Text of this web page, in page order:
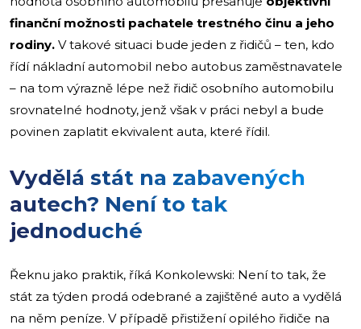
finanční možnosti pachatele trestného činu a jeho
rodiny. V takové situaci bude jeden z řidičů – ten, kdo
řídí nákladní automobil nebo autobus zaměstnavatele
– na tom výrazně lépe než řidič osobního automobilu
srovnatelné hodnoty, jenž však v práci nebyl a bude
povinen zaplatit ekvivalent auta, které řídil.
Vydělá stát na zabavených
autech? Není to tak
jednoduché
Řeknu jako praktik, říká Konkolewski: Není to tak, že
stát za týden prodá odebrané a zajištěné auto a vydělá
na něm peníze. V případě přistižení opilého řidiče na